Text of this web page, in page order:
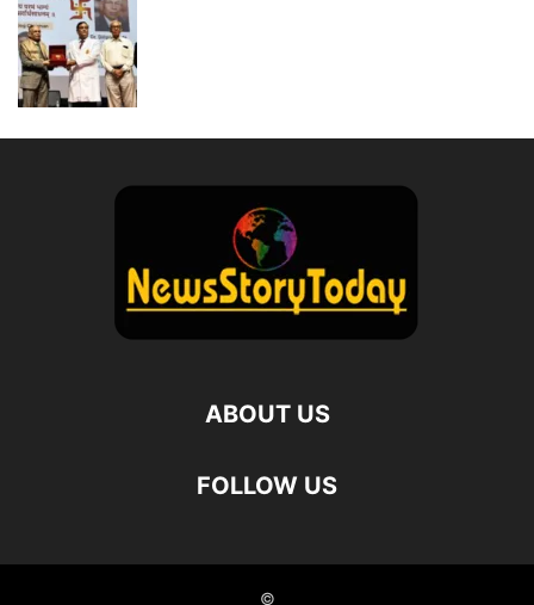
ABOUT US
FOLLOW US
©